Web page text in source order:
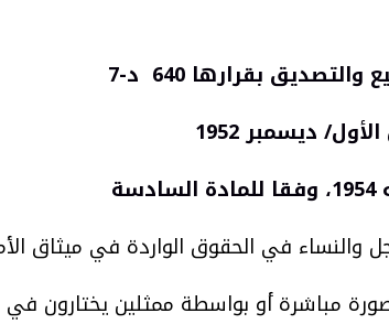
بقرارها 640 د-7
والنساء في الحقوق الواردة في ميثاق
مباشرة أو بواسطة ممثلين يختارون